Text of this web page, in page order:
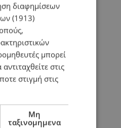
διαφημίσεων
(1913)
μπορεί
στις
στιγμή στις
Μη
ταξινομημενα